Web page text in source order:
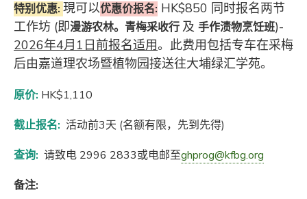
特别优惠: 現可以优惠价报名: HK$850 同时报名两节
工作坊 (即漫游农林。青梅采收行及 手作渍物烹饪班)-
2026年4月1日前报名适用。 此费用包括专车在采梅
后由嘉道理农场暨植物园接送往大埔绿汇学苑。
原价: HK$1,110
截止报名: 活动前3天 (名额有限，先到先得)
查询: 请致电 2996 2833或电邮至ghprog@kfbg.org
备注: